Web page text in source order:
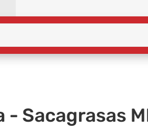
Sacagrasas